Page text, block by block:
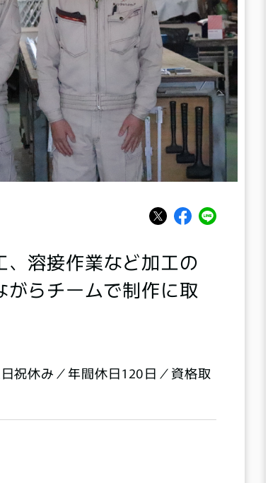
溶接作業など加工の
らチームで制作に取
祝休み／年間休日120日／資格取